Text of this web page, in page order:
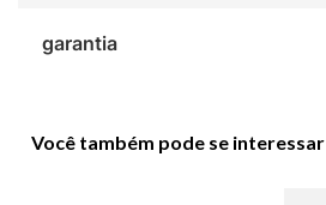
garantia
Você também pode se interessar